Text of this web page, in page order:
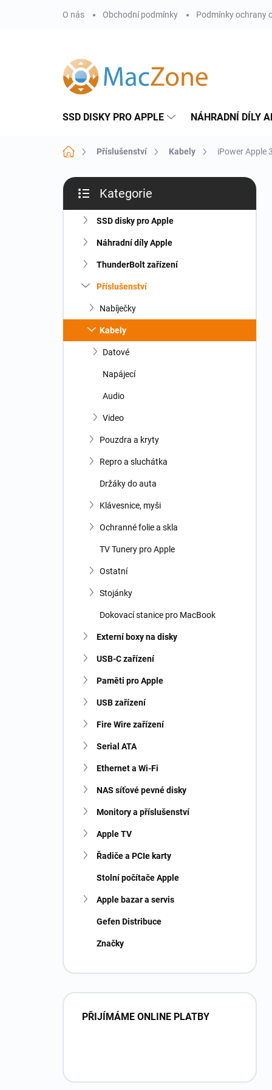
O nás Obchodní podmínky Podmínky ochrany
SSD DISKY PRO APPLE NÁHRADNÍ DÍLY
Domů Příslušenství Kabely iPower Apple
P
s
a
e
kategorie
Kategorie
SSD disky pro Apple
Náhradní díly Apple
ThunderBolt zařízení
Příslušenství
Nabíječky
Kabely
Datové
Napájecí
Audio
Video
Pouzdra a kryty
Repro a sluchátka
Držáky do auta
Klávesnice, myši
Ochranné folie a skla
TV Tunery pro Apple
Ostatní
Stojánky
Dokovací stanice pro MacBook
Externí boxy na disky
USB-C zařízení
Paměti pro Apple
USB zařízení
Fire Wire zařízení
Serial ATA
Ethernet a Wi-Fi
NAS síťové pevné disky
Monitory a příslušenství
Apple TV
Řadiče a PCIe karty
Stolní počítače Apple
Apple bazar a servis
Gefen Distribuce
Značky
PŘIJÍMÁME ONLINE PLATBY